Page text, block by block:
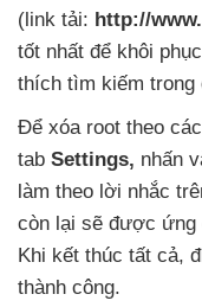
(link tải: http://
tốt nhất để khôi
thích tìm kiếm trong
Để xóa root theo
tab Settings, nhấn
làm theo lời nhắc
còn lại sẽ được ứng
Khi kết thúc tất cả,
thành công.